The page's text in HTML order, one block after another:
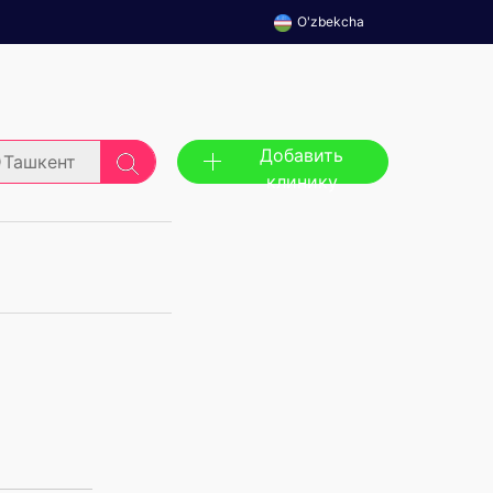
O'zbekcha
Ташкент
Добавить
клинику